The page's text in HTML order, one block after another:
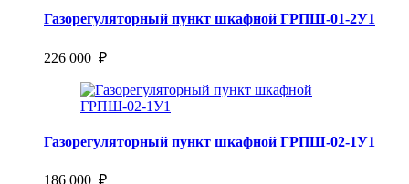
Газорегуляторный пункт шкафной ГРПШ-01-2У1
226 000 ₽
Газорегуляторный пункт шкафной ГРПШ-02-1У1
186 000 ₽